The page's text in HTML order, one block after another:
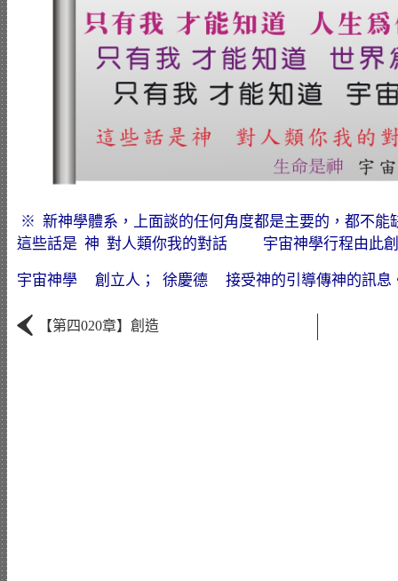
※ 新神學體系，上面談的任何角度都是主要的，都不能
這些話是 神 對人類你我的對話 宇宙神學行程由此創
宇宙神學 創立人； 徐慶德 接受神的引導傳神的訊息
‹ 【第四020章】創造